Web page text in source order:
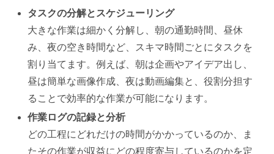
タスクの分解とスケジューリング
大きな作業は細かく分解し、朝の通勤時間、昼休
み、夜の空き時間など、スキマ時間ごとにタスクを
割り当てます。例えば、朝は企画やアイデア出し、
昼は簡単な画像作成、夜は動画編集と、役割分担す
ることで効率的な作業が可能になります。
作業ログの記録と分析
どの工程にどれだけの時間がかかっているのか、ま
たその作業が収益にどの程度寄与しているのかを定